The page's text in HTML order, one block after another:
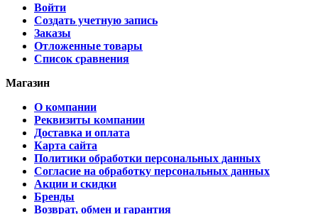
Войти
Создать учетную запись
Заказы
Отложенные товары
Список сравнения
Магазин
О компании
Реквизиты компании
Доставка и оплата
Карта сайта
Политики обработки персональных данных
Согласие на обработку персональных данных
Акции и скидки
Бренды
Возврат, обмен и гарантия